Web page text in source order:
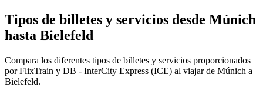
Tipos de billetes y servicios desde Múnich
hasta Bielefeld
Compara los diferentes tipos de billetes y servicios proporcionados
por FlixTrain y DB - InterCity Express (ICE) al viajar de Múnich a
Bielefeld.